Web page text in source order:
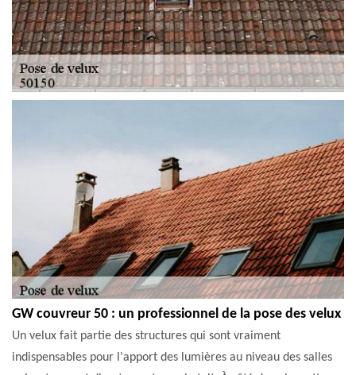
GW couvreur 50 : un professionnel de la pose des velux
Un velux fait partie des structures qui sont vraiment
indispensables pour l'apport des lumières au niveau des salles